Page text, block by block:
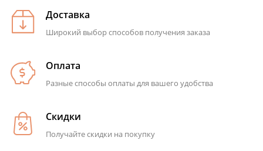
Доставка
Широкий выбор способов получения заказа
Оплата
Разные способы оплаты для вашего удобства
Скидки
Получайте скидки на покупку